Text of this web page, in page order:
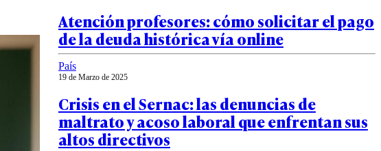
Atención profesores: cómo solicitar el pago
de la deuda histórica vía online
País
19 de Marzo de 2025
Crisis en el Sernac: las denuncias de
maltrato y acoso laboral que enfrentan sus
altos directivos